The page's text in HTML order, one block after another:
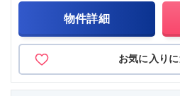
物件詳細
お気に入り